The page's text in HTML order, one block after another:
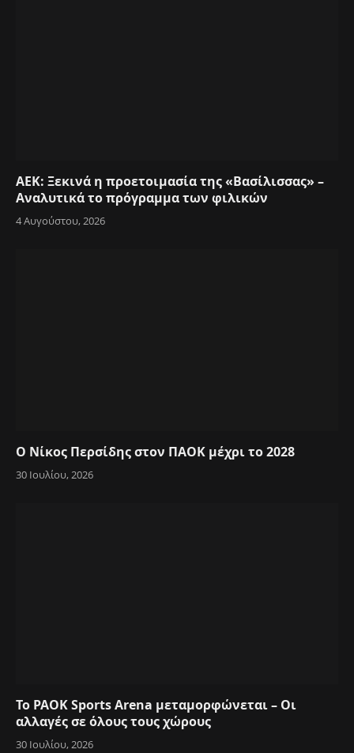
ΑΕΚ: Ξεκινά η προετοιμασία της «Βασίλισσας» –
Αναλυτικά το πρόγραμμα των φιλικών
4 Αυγούστου, 2026
Ο Νίκος Περσίδης στον ΠΑΟΚ μέχρι το 2028
30 Ιουλίου, 2026
Το PAOK Sports Arena μεταμορφώνεται – Οι
αλλαγές σε όλους τους χώρους
30 Ιουλίου, 2026